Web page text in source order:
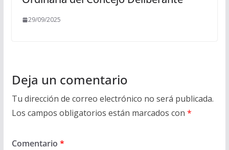
29/09/2025
Deja un comentario
Tu dirección de correo electrónico no será publicada.
Los campos obligatorios están marcados con *
Comentario *